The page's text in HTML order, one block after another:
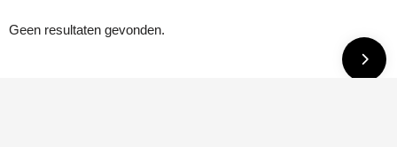
Geen resultaten gevonden.